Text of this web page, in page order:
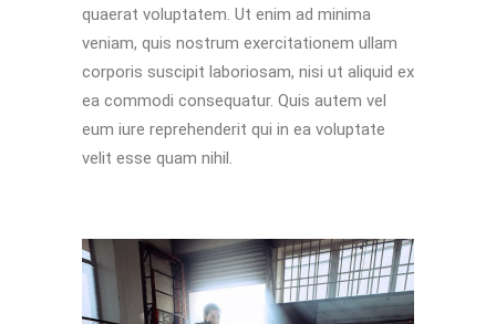
quaerat voluptatem. Ut enim ad minima
veniam, quis nostrum exercitationem ullam
corporis suscipit laboriosam, nisi ut aliquid ex
ea commodi consequatur. Quis autem vel
eum iure reprehenderit qui in ea voluptate
velit esse quam nihil.